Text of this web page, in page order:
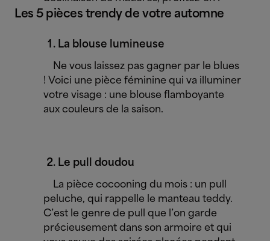
Les 5 pièces trendy de votre automne
La blouse lumineuse
Ne vous laissez pas gagner par le blues
! Voici une pièce féminine qui va illuminer
votre visage : une blouse flamboyante
aux couleurs de la saison.
Le pull doudou
La pièce cocooning du mois : un pull
peluche, qui rappelle le manteau teddy.
C’est le genre de pull que l’on garde
précieusement dans son armoire et qui